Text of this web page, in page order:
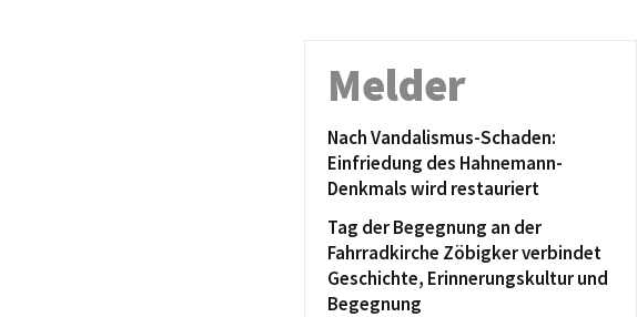
Melder
Nach Vandalismus-Schaden:
Einfriedung des Hahnemann-
Denkmals wird restauriert
Tag der Begegnung an der
Fahrradkirche Zöbigker verbindet
Geschichte, Erinnerungskultur und
Begegnung